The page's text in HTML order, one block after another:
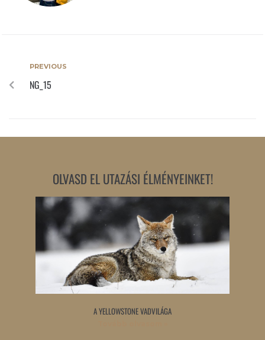
PREVIOUS
NG_15
OLVASD EL UTAZÁSI ÉLMÉNYEINKET!
A YELLOWSTONE VADVILÁGA